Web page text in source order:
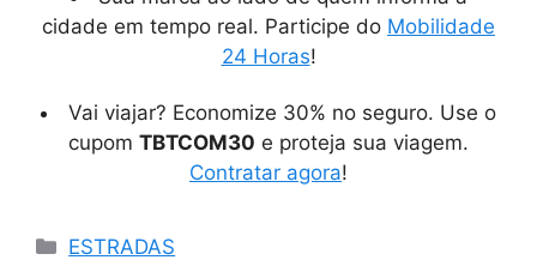
cidade em tempo real. Participe do Mobilidade
24 Horas!
Vai viajar? Economize 30% no seguro. Use o
cupom TBTCOM30 e proteja sua viagem.
Contratar agora!
Categorias
ESTRADAS